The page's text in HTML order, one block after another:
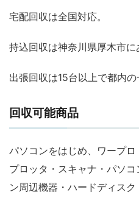
宅配回収は全国対応。
持込回収は神奈川県厚木市に
出張回収は15台以上で都内の
回収可能商品
パソコンをはじめ、ワープ
プロッタ・スキャナ・パソ
ン周辺機器・ハードディス